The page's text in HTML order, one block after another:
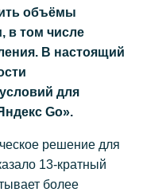
объёмы
в том числе
В настоящий
для
Go».
решение для
13-кратный
более